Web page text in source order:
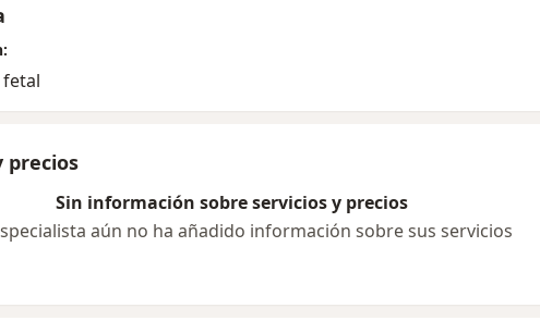
precios
Sin información sobre servicios y precios
aún no ha añadido información sobre sus servicios